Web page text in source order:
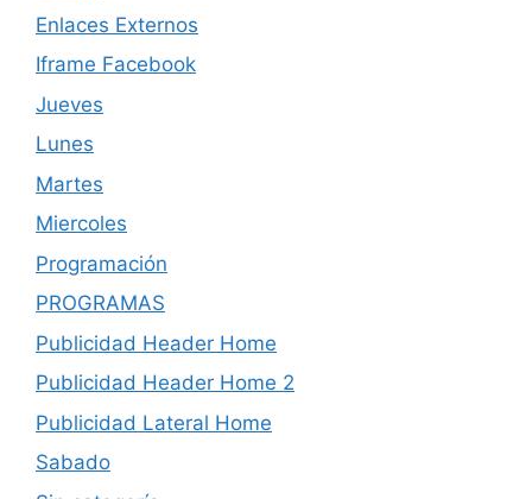
Enlaces Externos
Iframe Facebook
Jueves
Lunes
Martes
Miercoles
Programación
PROGRAMAS
Publicidad Header Home
Publicidad Header Home 2
Publicidad Lateral Home
Sabado